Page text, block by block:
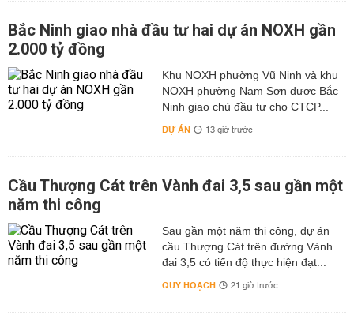
Bắc Ninh giao nhà đầu tư hai dự án NOXH gần
2.000 tỷ đồng
Khu NOXH phường Vũ Ninh và khu
NOXH phường Nam Sơn được Bắc
Ninh giao chủ đầu tư cho CTCP...
DỰ ÁN 13 giờ trước
Cầu Thượng Cát trên Vành đai 3,5 sau gần một
năm thi công
Sau gần một năm thi công, dự án
cầu Thượng Cát trên đường Vành
đai 3,5 có tiến độ thực hiện đạt...
QUY HOẠCH 21 giờ trước